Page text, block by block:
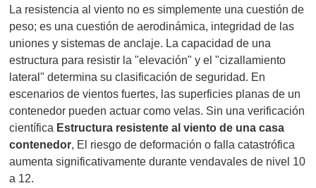
La resistencia al viento no es simplemente una cuestión de
peso; es una cuestión de aerodinámica, integridad de las
uniones y sistemas de anclaje. La capacidad de una
estructura para resistir la "elevación" y el "cizallamiento
lateral" determina su clasificación de seguridad. En
escenarios de vientos fuertes, las superficies planas de un
contenedor pueden actuar como velas. Sin una verificación
científica Estructura resistente al viento de una casa
contenedor, El riesgo de deformación o falla catastrófica
aumenta significativamente durante vendavales de nivel 10
a 12.